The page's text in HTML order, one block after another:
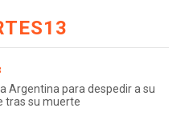
Argentina para despedir a su
tras su muerte